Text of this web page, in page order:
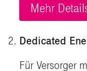
Mehr
Dedicated
Für Versorger